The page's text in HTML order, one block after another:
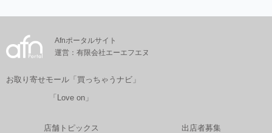
Afnポータルサイト
運営：有限会社エーエフエヌ
お取り寄せモール「買っちゃうナビ」
「Love on」
店舗トピックス
出店者募集